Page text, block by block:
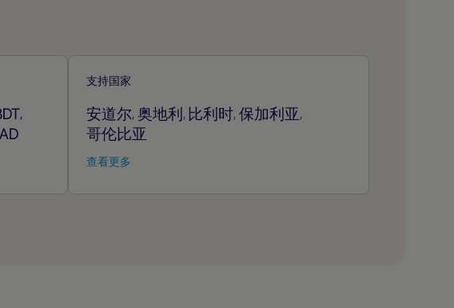
,
支持国家
安道尔 奥地利 比利时 保加利亚
哥伦比亚
查看更多